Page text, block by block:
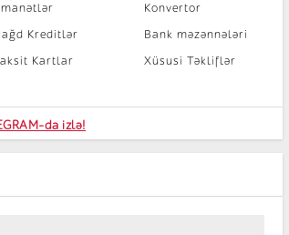
Kreditlər
Kartlar
sifarişi
Konvertor
Bank məzənnələri
Xüsusi Təkliflər
da izlə!